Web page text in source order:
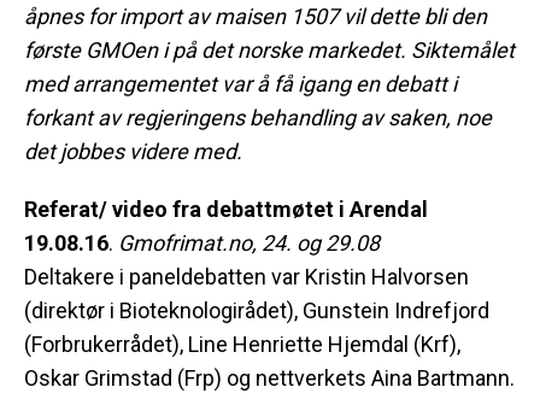
åpnes for import av maisen 1507 vil dette bli den
første GMOen i på det norske markedet. Siktemålet
med arrangementet var å få igang en debatt i
forkant av regjeringens behandling av saken, noe
det jobbes videre med.
Referat/ video fra debattmøtet i Arendal
19.08.16. Gmofrimat.no, 24. og 29.08
Deltakere i paneldebatten var Kristin Halvorsen
(direktør i Bioteknologirådet), Gunstein Indrefjord
(Forbrukerrådet), Line Henriette Hjemdal (Krf),
Oskar Grimstad (Frp) og nettverkets Aina Bartmann.